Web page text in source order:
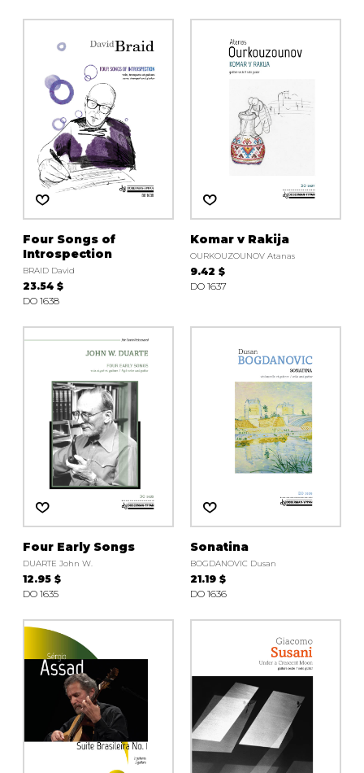
Four Songs of
Introspection
BRAID David
23.54 $
DO 1638
Komar v Rakija
OURKOUZOUNOV Atanas
9.42 $
DO 1637
Four Early Songs
DUARTE John W.
12.95 $
DO 1635
Sonatina
BOGDANOVIC Dusan
21.19 $
DO 1636